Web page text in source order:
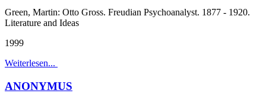
Green, Martin: Otto Gross. Freudian Psychoanalyst. 1877 - 1920.
Literature and Ideas
1999
Weiterlesen...
ANONYMUS